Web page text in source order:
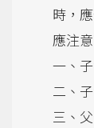
時，
應注
一、
二、
三、